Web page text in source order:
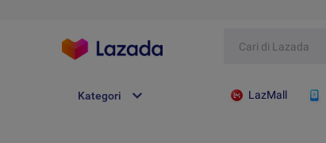
Kategori LazMall